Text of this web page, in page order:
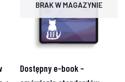
BRAK W MAGAZYNIE
Dostępny e-book –